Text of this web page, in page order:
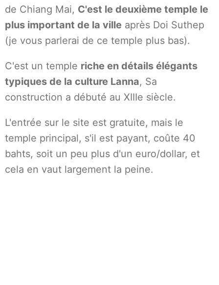
de Chiang Mai, C'est le deuxième temple le
plus important de la ville après Doi Suthep
(je vous parlerai de ce temple plus bas).
C'est un temple riche en détails élégants
typiques de la culture Lanna, Sa
construction a débuté au XIIIe siècle.
L'entrée sur le site est gratuite, mais le
temple principal, s'il est payant, coûte 40
bahts, soit un peu plus d'un euro/dollar, et
cela en vaut largement la peine.